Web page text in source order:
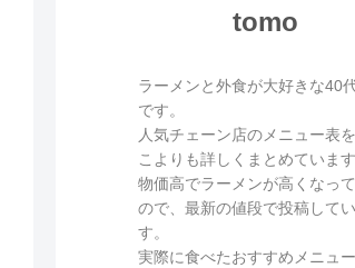
tomo
ラーメンと外食が大好きな40
です。
人気チェーン店のメニュー表
こよりも詳しくまとめています
物価高でラーメンが高くなっ
ので、最新の値段で投稿して
す。
実際に食べたおすすめメニュ